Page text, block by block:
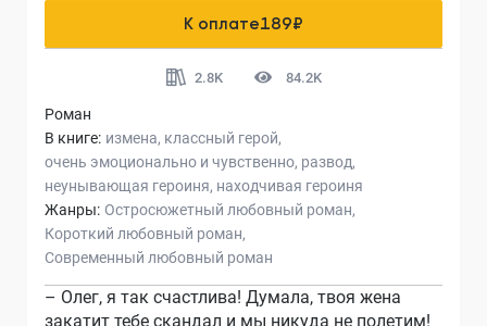
К оплате189₽
2.8K 84.2K
Роман
В книге: измена классный герой
очень эмоционально и чувственно развод
неунывающая героиня находчивая героиня
Жанры: Остросюжетный любовный роман
Короткий любовный роман
Современный любовный роман
– Олег, я так счастлива! Думала, твоя жена
закатит тебе скандал и мы никуда не полетим!